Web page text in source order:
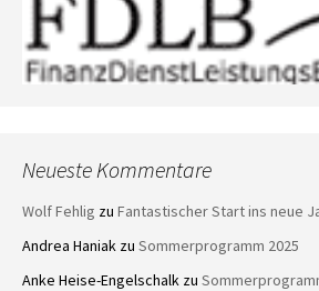
Neueste Kommentare
Wolf Fehlig zu Fantastischer Start ins neue
Andrea Haniak zu Sommerprogramm 2025
Anke Heise-Engelschalk zu